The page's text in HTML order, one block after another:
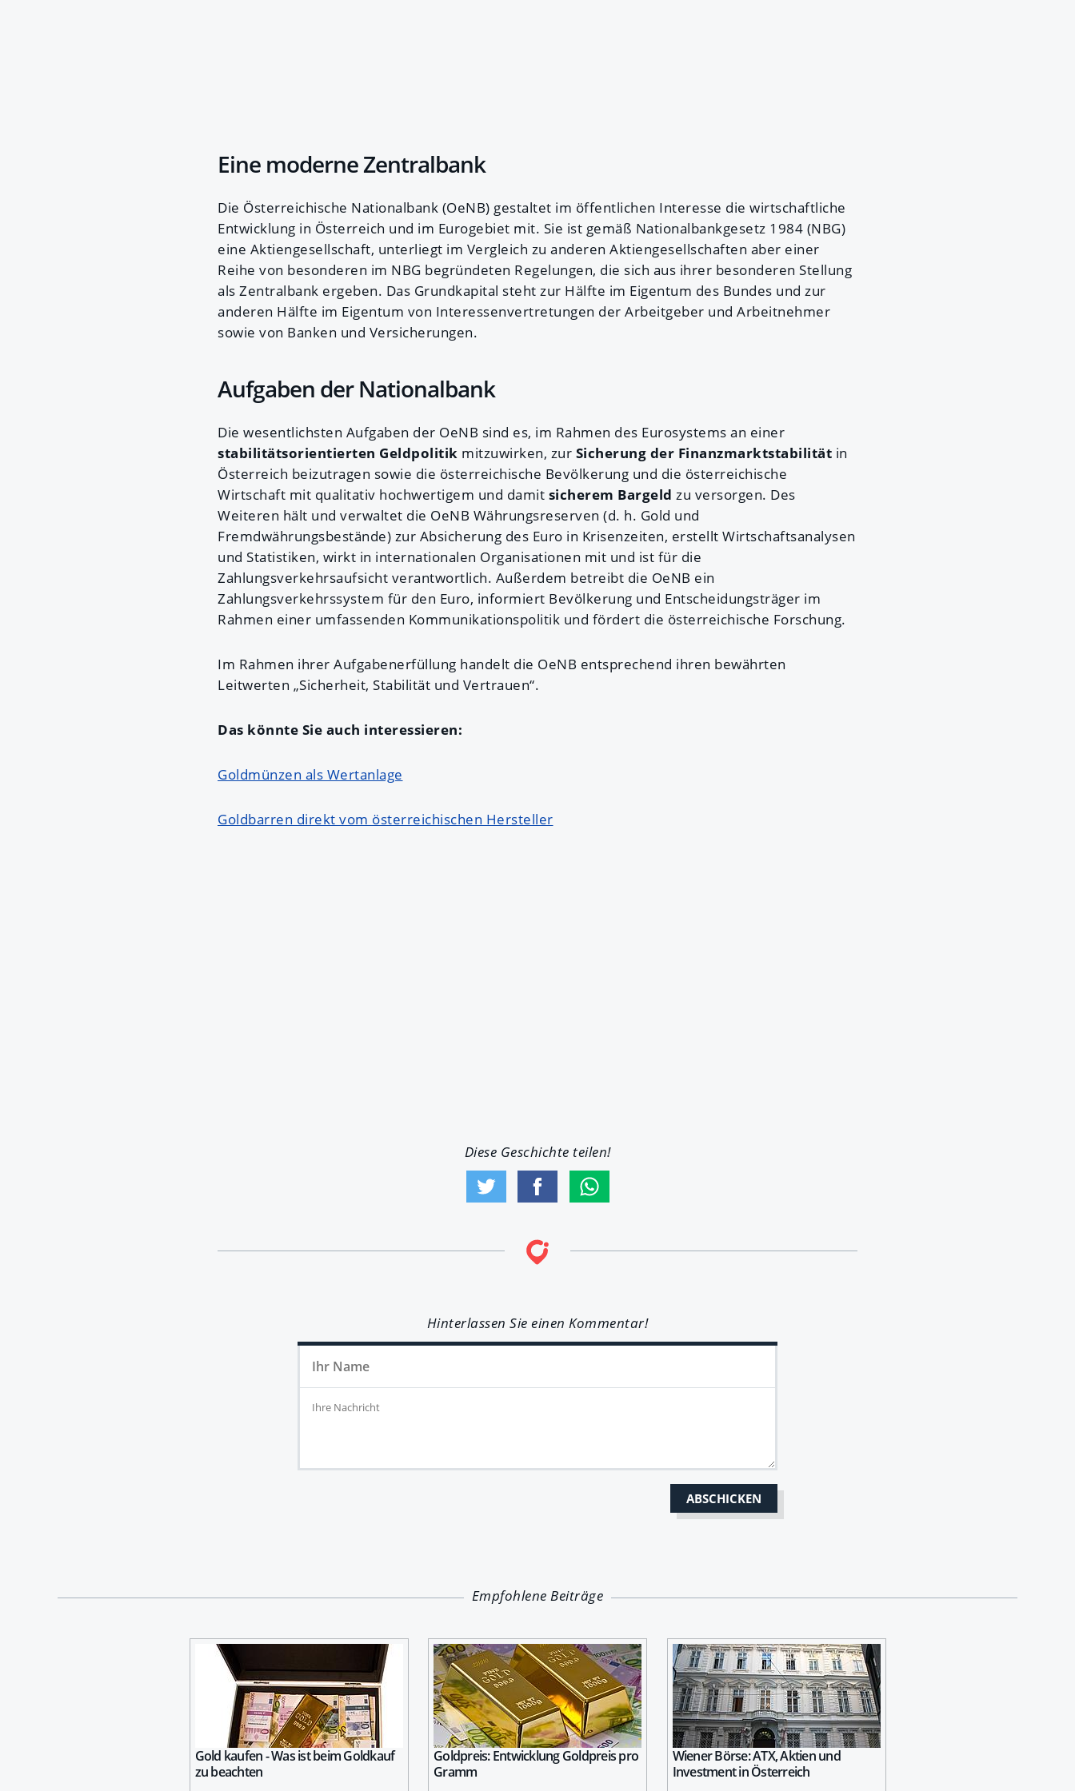
Eine moderne Zentralbank
Die Österreichische Nationalbank (OeNB) gestaltet im öffentlichen Interesse die wirtschaftliche
Entwicklung in Österreich und im Eurogebiet mit. Sie ist gemäß Nationalbankgesetz 1984 (NBG)
eine Aktiengesellschaft, unterliegt im Vergleich zu anderen Aktiengesellschaften aber einer
Reihe von besonderen im NBG begründeten Regelungen, die sich aus ihrer besonderen Stellung
als Zentralbank ergeben. Das Grundkapital steht zur Hälfte im Eigentum des Bundes und zur
anderen Hälfte im Eigentum von Interessenvertretungen der Arbeitgeber und Arbeitnehmer
sowie von Banken und Versicherungen.
Aufgaben der Nationalbank
Die wesentlichsten Aufgaben der OeNB sind es, im Rahmen des Eurosystems an einer
stabilitätsorientierten Geldpolitik mitzuwirken, zur Sicherung der Finanzmarktstabilität in
Österreich beizutragen sowie die österreichische Bevölkerung und die österreichische
Wirtschaft mit qualitativ hochwertigem und damit sicherem Bargeld zu versorgen. Des
Weiteren hält und verwaltet die OeNB Währungsreserven (d. h. Gold und
Fremdwährungsbestände) zur Absicherung des Euro in Krisenzeiten, erstellt Wirtschaftsanalysen
und Statistiken, wirkt in internationalen Organisationen mit und ist für die
Zahlungsverkehrsaufsicht verantwortlich. Außerdem betreibt die OeNB ein
Zahlungsverkehrssystem für den Euro, informiert Bevölkerung und Entscheidungsträger im
Rahmen einer umfassenden Kommunikationspolitik und fördert die österreichische Forschung.
Im Rahmen ihrer Aufgabenerfüllung handelt die OeNB entsprechend ihren bewährten
Leitwerten „Sicherheit, Stabilität und Vertrauen“.
Das könnte Sie auch interessieren:
Goldmünzen als Wertanlage
Goldbarren direkt vom österreichischen Hersteller
Diese Geschichte teilen!
Hinterlassen Sie einen Kommentar!
Empfohlene Beiträge
Gold kaufen - Was ist beim Goldkauf
zu beachten
Goldpreis: Entwicklung Goldpreis pro
Gramm
Wiener Börse: ATX, Aktien und
Investment in Österreich